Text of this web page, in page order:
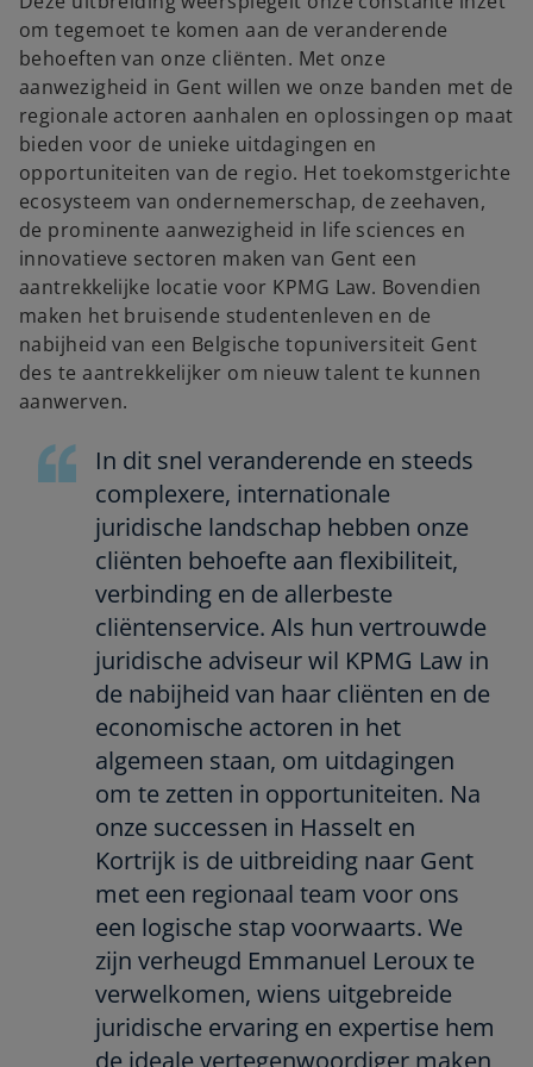
om tegemoet te komen aan de veranderende
behoeften van onze cliënten. Met onze
aanwezigheid in Gent willen we onze banden met de
regionale actoren aanhalen en oplossingen op maat
bieden voor de unieke uitdagingen en
opportuniteiten van de regio. Het toekomstgerichte
ecosysteem van ondernemerschap, de zeehaven,
de prominente aanwezigheid in life sciences en
innovatieve sectoren maken van Gent een
aantrekkelijke locatie voor KPMG Law. Bovendien
maken het bruisende studentenleven en de
nabijheid van een Belgische topuniversiteit Gent
des te aantrekkelijker om nieuw talent te kunnen
aanwerven.
In dit snel veranderende en steeds
complexere, internationale
juridische landschap hebben onze
cliënten behoefte aan flexibiliteit,
verbinding en de allerbeste
cliëntenservice. Als hun vertrouwde
juridische adviseur wil KPMG Law in
de nabijheid van haar cliënten en de
economische actoren in het
algemeen staan, om uitdagingen
om te zetten in opportuniteiten. Na
onze successen in Hasselt en
Kortrijk is de uitbreiding naar Gent
met een regionaal team voor ons
een logische stap voorwaarts. We
zijn verheugd Emmanuel Leroux te
verwelkomen, wiens uitgebreide
juridische ervaring en expertise hem